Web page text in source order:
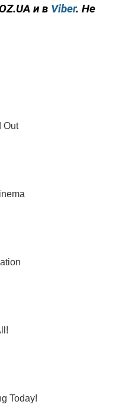
и в Viber. Не